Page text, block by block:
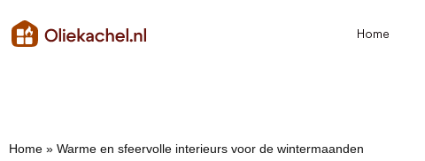
Home
Home » Warme en sfeervolle interieurs voor de wintermaanden